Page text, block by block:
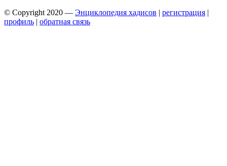
© Copyright 2020 — Энциклопедия хадисов | регистрация |
профиль | обратная связь